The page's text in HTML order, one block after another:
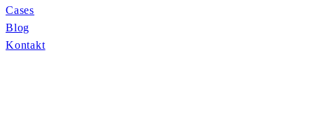
Cases
Blog
Kontakt